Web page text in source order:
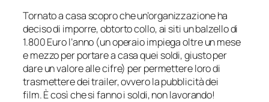
Tornato a casa scopro che un’organizzazione ha
deciso di imporre, obtorto collo, ai siti un balzello di
1.800 Euro l’anno (un operaio impiega oltre un mese
e mezzo per portare a casa quei soldi, giusto per
dare un valore alle cifre) per permettere loro di
trasmettere dei trailer, ovvero la pubblicità dei
film. È così che si fanno i soldi, non lavorando!